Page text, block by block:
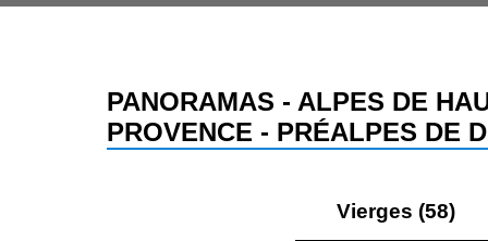
PANORAMAS - ALPES DE
PROVENCE - PRÉALPES DE
Vierges (58)